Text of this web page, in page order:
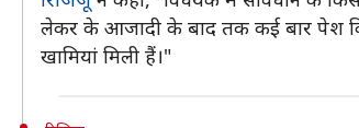
लेकर के आजादी के बाद तक कई बार पेश
खामियां मिली हैं।"